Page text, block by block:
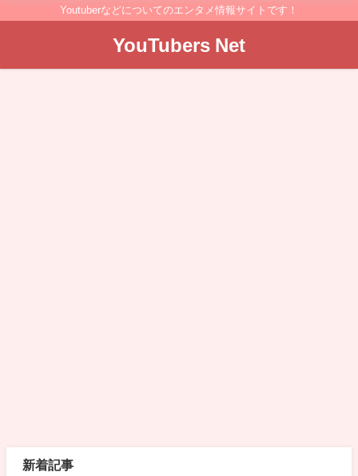
Youtuberなどについてのエンタメ情報サイトです！
YouTubers Net
新着記事